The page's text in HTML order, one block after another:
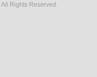
Rights Reserved.